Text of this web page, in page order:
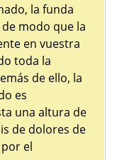
la funda
modo que la
en vuestra
toda la
de ello, la
es
una altura de
de dolores de
el